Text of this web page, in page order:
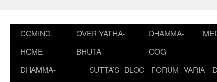
COMING
HOME
OVER YATHA-
BHUTA
DHAMMA-
OOG
DHAMMA-
SUTTA’S BLOG FORUM VARIA